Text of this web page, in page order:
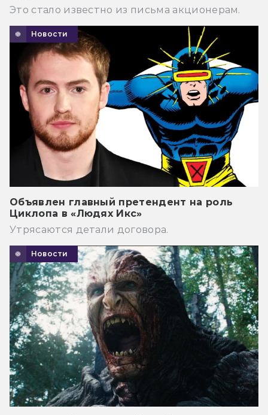
Это стало известно из письма акционерам.
Новости
Объявлен главный претендент на роль
Циклопа в «Людях Икс»
Утрясаются детали договора.
Новости